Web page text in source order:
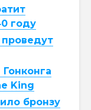
году
King
бронзу